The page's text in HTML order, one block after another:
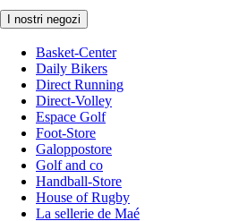
I nostri negozi
Basket-Center
Daily Bikers
Direct Running
Direct-Volley
Espace Golf
Foot-Store
Galoppostore
Golf and co
Handball-Store
House of Rugby
La sellerie de Maé